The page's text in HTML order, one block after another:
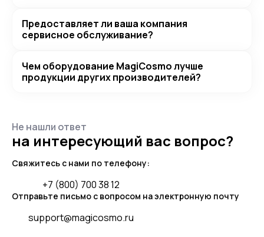
Предоставляет ли ваша компания
сервисное обслуживание?
Чем оборудование MagiCosmo лучше
продукции других производителей?
Не нашли ответ
на интересующий вас вопрос?
Свяжитесь с нами по телефону:
+7 (800) 700 38 12
Отправьте письмо с вопросом на электронную почту
support@magicosmo.ru